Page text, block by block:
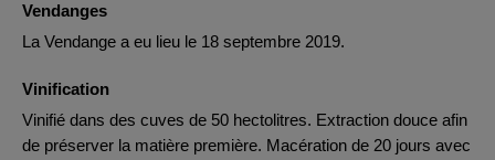
Vendanges
La Vendange a eu lieu le 18 septembre 2019.
Vinification
Vinifié dans des cuves de 50 hectolitres. Extraction douce afin
de préserver la matière première. Macération de 20 jours avec